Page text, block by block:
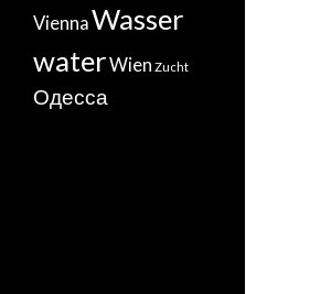
ViennaWasser
waterWien Zucht
Одесса